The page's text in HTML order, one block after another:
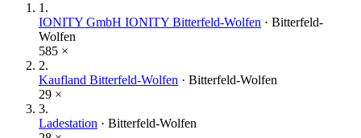
1 .
IONITY GmbH IONITY Bitterfeld-Wolfen · Bitterfeld-
Wolfen
585 ×
2.
Kaufland Bitterfeld-Wolfen · Bitterfeld-Wolfen
29 ×
3.
Ladestation · Bitterfeld-Wolfen